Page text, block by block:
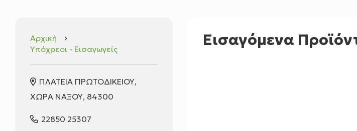
Αρχική keyboard_arrow_right
Υπόχρεοι - Εισαγωγείς
ΠΛΑΤΕΙΑ ΠΡΩΤΟΔΙΚΕΙΟΥ,
ΧΩΡΑ ΝΑΞΟΥ, 84300
22850 25307
Εισαγόμενα